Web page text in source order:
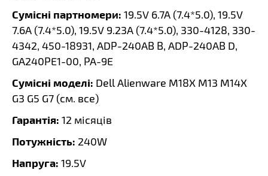
Сумісні партномери: 19.5V 6.7A (7.4*5.0), 19.5V
7.6A (7.4*5.0), 19.5V 9.23A (7.4*5.0), 330-4128, 330-
4342, 450-18931, ADP-240AB B, ADP-240AB D,
GA240PE1-00, PA-9E
Сумісні моделі: Dell Alienware M18X M13 M14X
G3 G5 G7 (см. все)
Гарантія: 12 місяців
Потужність: 240W
Напруга: 19.5V